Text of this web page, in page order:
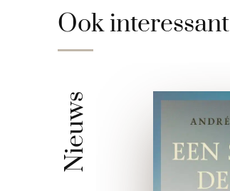
Ook interessant
Nieuws